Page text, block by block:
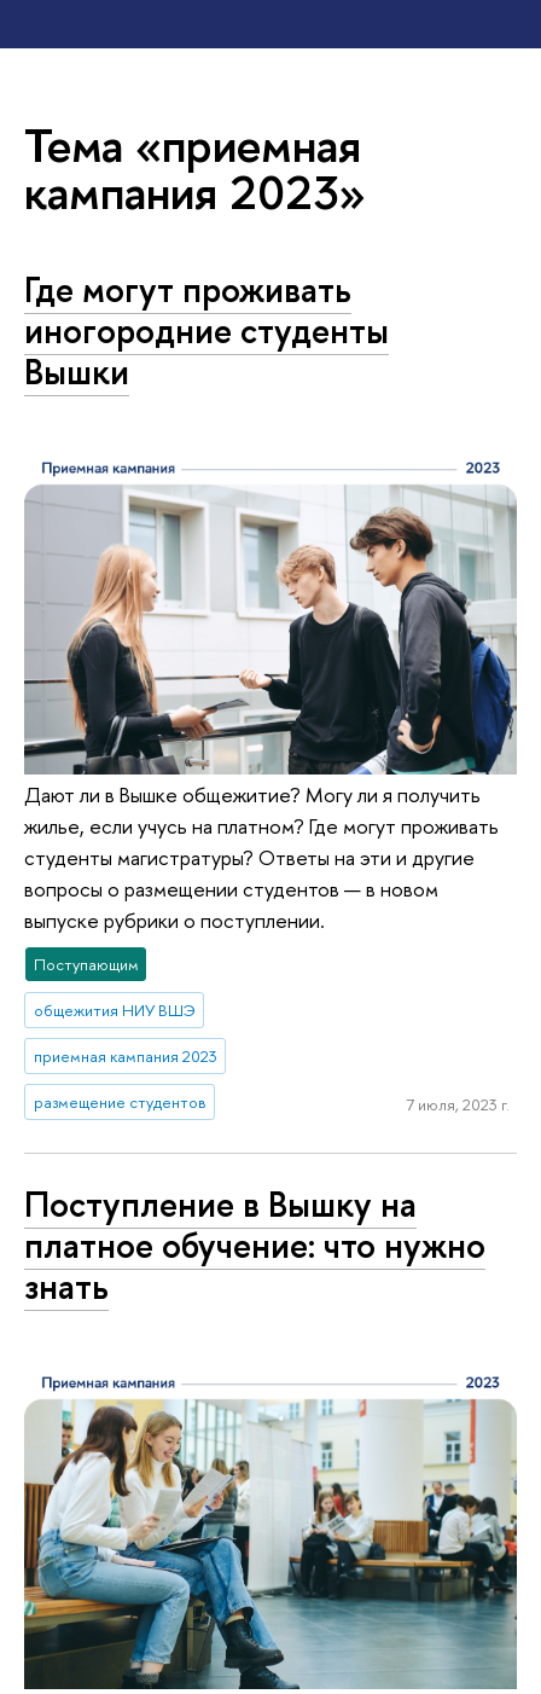
Тема «приемная
кампания 2023»
Где могут проживать
иногородние студенты
Вышки
Дают ли в Вышке общежитие? Могу ли я получить
жилье, если учусь на платном? Где могут проживать
студенты магистратуры? Ответы на эти и другие
вопросы о размещении студентов — в новом
выпуске рубрики о поступлении.
Поступающим
общежития НИУ ВШЭ
приемная кампания 2023
размещение студентов 7 июля, 2023 г.
Поступление в Вышку на
платное обучение: что нужно
знать